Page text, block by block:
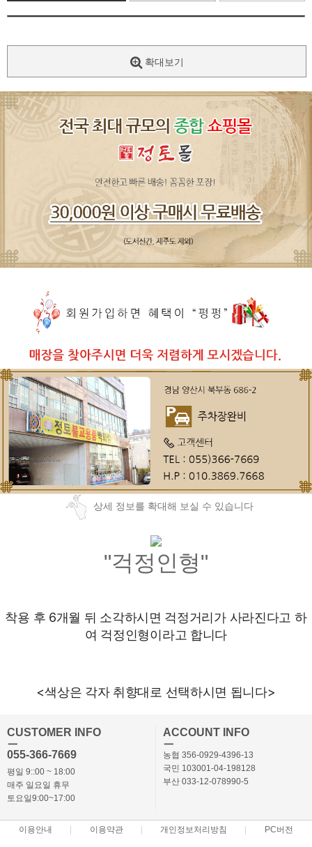
확대보기
상세 정보를 확대해 보실 수 있습니다
"걱정인형"
착용 후 6개월 뒤 소각하시면 걱정거리가 사라진다고 하
여 걱정인형이라고 합니다
<색상은 각자 취향대로 선택하시면 됩니다>
CUSTOMER INFO
ㅡ
055-366-7669
평일 9::00 ~ 18:00
매주 일요일 휴무
토요일9:00~17:00
ACCOUNT INFO
ㅡ
농협 356-0929-4396-13
국민 103001-04-198128
부산 033-12-078990-5
이용안내 이용약관 개인정보처리방침 PC버전